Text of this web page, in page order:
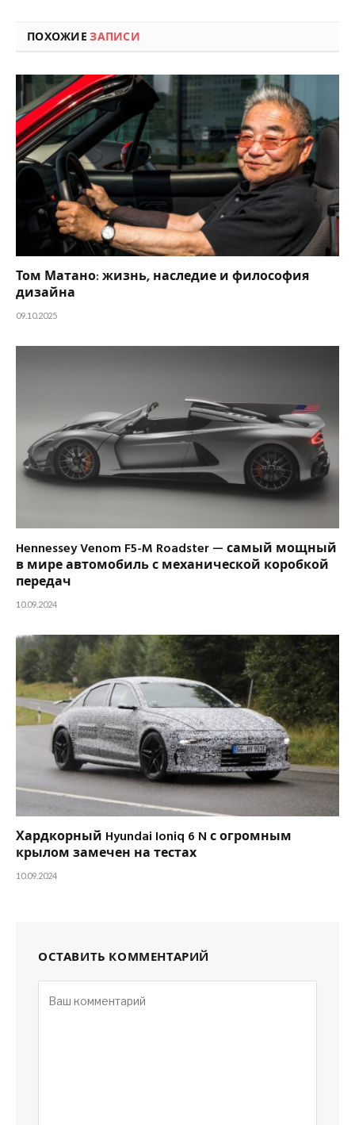
ПОХОЖИЕЗАПИСИ
Том Матано: жизнь, наследие и философия
дизайна
09.10.2025
Hennessey Venom F5-M Roadster — самый мощный
в мире автомобиль с механической коробкой
передач
10.09.2024
Хардкорный Hyundai Ioniq 6 N с огромным
крылом замечен на тестах
10.09.2024
ОСТАВИТЬ КОММЕНТАРИЙ